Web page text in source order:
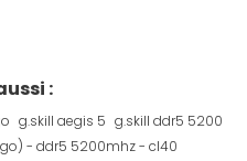
:
g.skill aegis 5 g.skill ddr5 5200
- ddr5 5200mhz - cl40